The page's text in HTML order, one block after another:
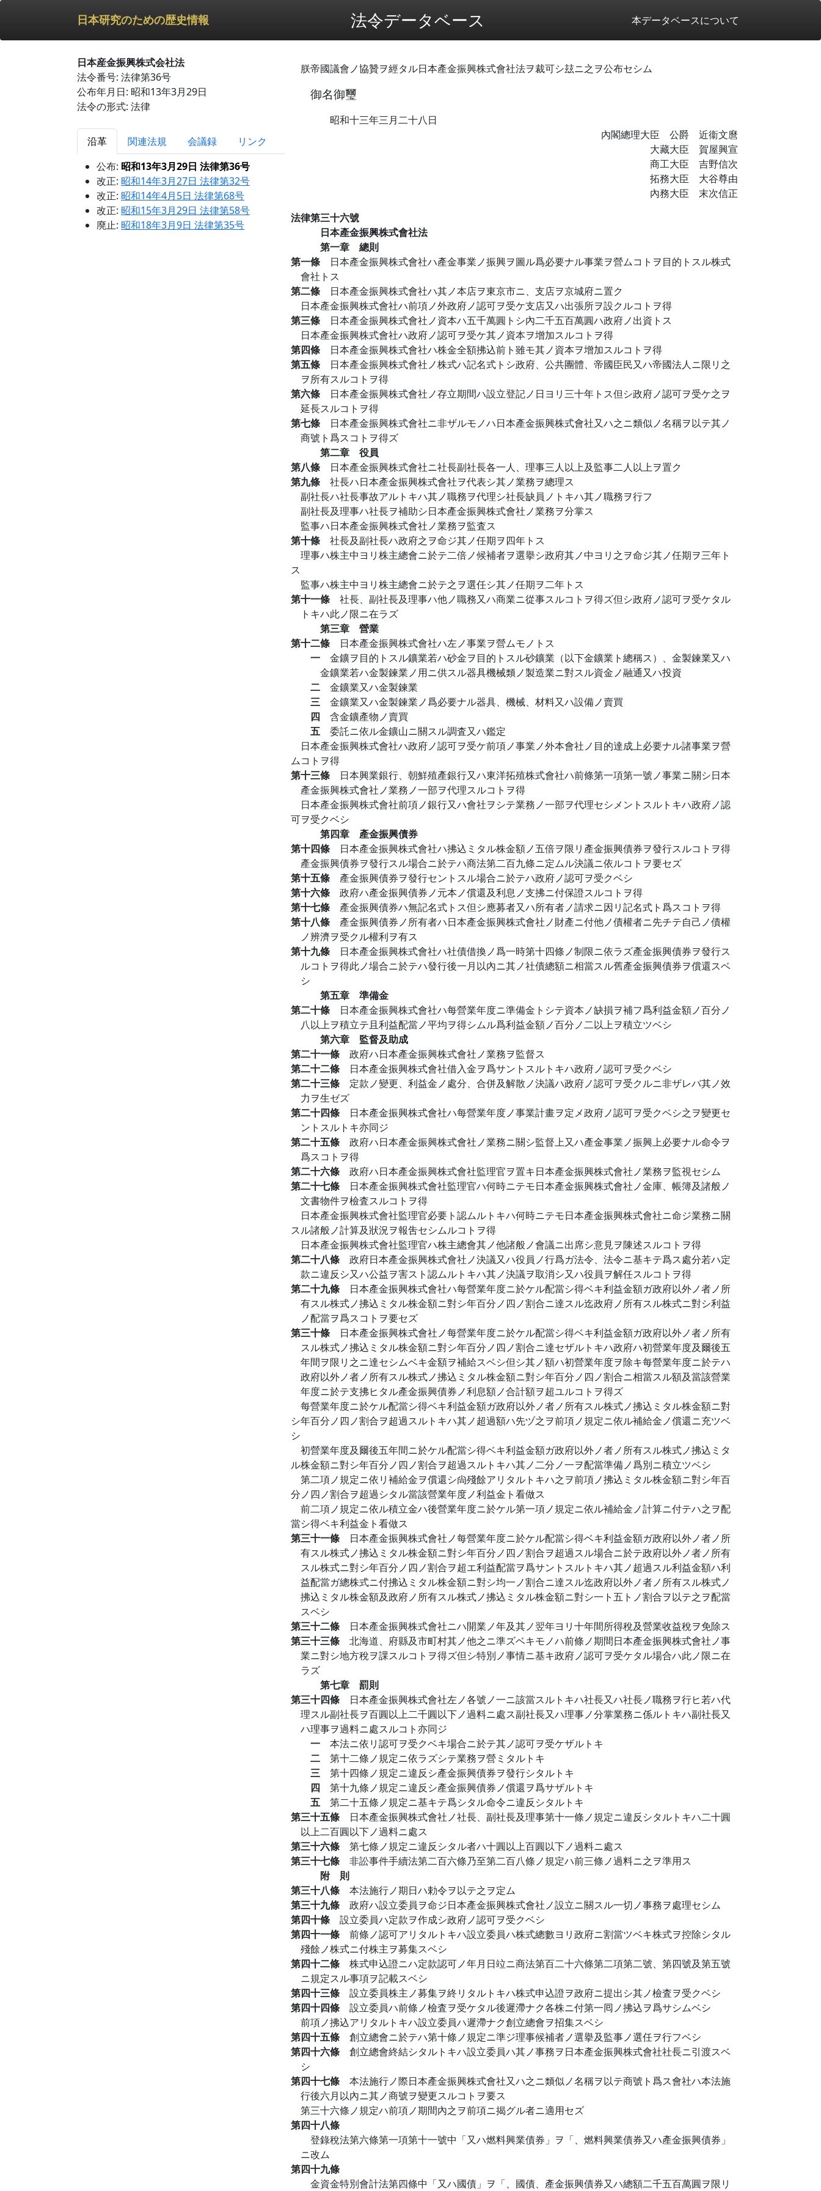
日本研究のための歴史情報 法令データベース 本データベースについて
日本産金振興株式会社法
法令番号: 法律第36号
公布年月日: 昭和13年3月29日
法令の形式: 法律
沿革 関連法規 会議録
リンク
公布: 昭和13年3月29日 法律第36号
改正: 昭和14年3月27日 法律第32号
改正: 昭和14年4月5日 法律第68号
改正: 昭和15年3月29日 法律第58号
廃止: 昭和18年3月9日 法律第35号
朕帝國議會ノ協贊ヲ經タル日本產金振興株式會社法ヲ裁可シ玆ニ之ヲ公布セシム
御名御璽
昭和十三年三月二十八日
內閣總理大臣 公爵 近衞文麿
大藏大臣 賀屋興宣
商工大臣 吉野信次
拓務大臣 大谷尊由
內務大臣 末次信正
法律第三十六號
日本產金振興株式會社法
第一章 總則
第一條 日本產金振興株式會社ハ產金事業ノ振興ヲ圖ル爲必要ナル事業ヲ營ムコトヲ目的トスル株式
會社トス
第二條 日本產金振興株式會社ハ其ノ本店ヲ東京市ニ、支店ヲ京城府ニ置ク
日本產金振興株式會社ハ前項ノ外政府ノ認可ヲ受ケ支店又ハ出張所ヲ設クルコトヲ得
第三條 日本產金振興株式會社ノ資本ハ五千萬圓トシ內二千五百萬圓ハ政府ノ出資トス
日本產金振興株式會社ハ政府ノ認可ヲ受ケ其ノ資本ヲ增加スルコトヲ得
第四條 日本產金振興株式會社ハ株金全額拂込前ト雖モ其ノ資本ヲ增加スルコトヲ得
第五條 日本產金振興株式會社ノ株式ハ記名式トシ政府、公共團體、帝國臣民又ハ帝國法人ニ限リ之
ヲ所有スルコトヲ得
第六條 日本產金振興株式會社ノ存立期間ハ設立登記ノ日ヨリ三十年トス但シ政府ノ認可ヲ受ケ之ヲ
延長スルコトヲ得
第七條 日本產金振興株式會社ニ非ザルモノハ日本產金振興株式會社又ハ之ニ類似ノ名稱ヲ以テ其ノ
商號ト爲スコトヲ得ズ
第二章 役員
第八條 日本產金振興株式會社ニ社長副社長各一人、理事三人以上及監事二人以上ヲ置ク
第九條 社長ハ日本產金振興株式會社ヲ代表シ其ノ業務ヲ總理ス
副社長ハ社長事故アルトキハ其ノ職務ヲ代理シ社長缺員ノトキハ其ノ職務ヲ行フ
副社長及理事ハ社長ヲ補助シ日本產金振興株式會社ノ業務ヲ分掌ス
監事ハ日本產金振興株式會社ノ業務ヲ監査ス
第十條 社長及副社長ハ政府之ヲ命ジ其ノ任期ヲ四年トス
理事ハ株主中ヨリ株主總會ニ於テ二倍ノ候補者ヲ選擧シ政府其ノ中ヨリ之ヲ命ジ其ノ任期ヲ三年ト
ス
監事ハ株主中ヨリ株主總會ニ於テ之ヲ選任シ其ノ任期ヲ二年トス
第十一條 社長、副社長及理事ハ他ノ職務又ハ商業ニ從事スルコトヲ得ズ但シ政府ノ認可ヲ受ケタル
トキハ此ノ限ニ在ラズ
第三章 營業
第十二條 日本產金振興株式會社ハ左ノ事業ヲ營ムモノトス
一 金鑛ヲ目的トスル鑛業若ハ砂金ヲ目的トスル砂鑛業（以下金鑛業ト總稱ス）、金製鍊業又ハ
金鑛業若ハ金製鍊業ノ用ニ供スル器具機械類ノ製造業ニ對スル資金ノ融通又ハ投資
二 金鑛業又ハ金製鍊業
三 金鑛業又ハ金製鍊業ノ爲必要ナル器具、機械、材料又ハ設備ノ賣買
四 含金鑛產物ノ賣買
五 委託ニ依ル金鑛山ニ關スル調査又ハ鑑定
日本產金振興株式會社ハ政府ノ認可ヲ受ケ前項ノ事業ノ外本會社ノ目的達成上必要ナル諸事業ヲ營
ムコトヲ得
第十三條 日本興業銀行、朝鮮殖產銀行又ハ東洋拓殖株式會社ハ前條第一項第一號ノ事業ニ關シ日本
產金振興株式會社ノ業務ノ一部ヲ代理スルコトヲ得
日本產金振興株式會社前項ノ銀行又ハ會社ヲシテ業務ノ一部ヲ代理セシメントスルトキハ政府ノ認
可ヲ受クベシ
第四章 產金振興債券
第十四條 日本產金振興株式會社ハ拂込ミタル株金額ノ五倍ヲ限リ產金振興債券ヲ發行スルコトヲ得
產金振興債券ヲ發行スル場合ニ於テハ商法第二百九條ニ定ムル決議ニ依ルコトヲ要セズ
第十五條 產金振興債券ヲ發行セントスル場合ニ於テハ政府ノ認可ヲ受クベシ
第十六條 政府ハ產金振興債券ノ元本ノ償還及利息ノ支拂ニ付保證スルコトヲ得
第十七條 產金振興債券ハ無記名式トス但シ應募者又ハ所有者ノ請求ニ因リ記名式ト爲スコトヲ得
第十八條 產金振興債券ノ所有者ハ日本產金振興株式會社ノ財產ニ付他ノ債權者ニ先チテ自己ノ債權
ノ辨濟ヲ受クル權利ヲ有ス
第十九條 日本產金振興株式會社ハ社債借換ノ爲一時第十四條ノ制限ニ依ラズ產金振興債券ヲ發行ス
ルコトヲ得此ノ場合ニ於テハ發行後一月以內ニ其ノ社債總額ニ相當スル舊產金振興債券ヲ償還スベ
シ
第五章 準備金
第二十條 日本產金振興株式會社ハ每營業年度ニ準備金トシテ資本ノ缺損ヲ補フ爲利益金額ノ百分ノ
八以上ヲ積立テ且利益配當ノ平均ヲ得シムル爲利益金額ノ百分ノ二以上ヲ積立ツベシ
第六章 監督及助成
第二十一條 政府ハ日本產金振興株式會社ノ業務ヲ監督ス
第二十二條 日本產金振興株式會社借入金ヲ爲サントスルトキハ政府ノ認可ヲ受クベシ
第二十三條 定款ノ變更、利益金ノ處分、合併及解散ノ決議ハ政府ノ認可ヲ受クルニ非ザレバ其ノ效
力ヲ生ゼズ
第二十四條 日本產金振興株式會社ハ每營業年度ノ事業計畫ヲ定メ政府ノ認可ヲ受クベシ之ヲ變更セ
ントスルトキ亦同ジ
第二十五條 政府ハ日本產金振興株式會社ノ業務ニ關シ監督上又ハ產金事業ノ振興上必要ナル命令ヲ
爲スコトヲ得
第二十六條 政府ハ日本產金振興株式會社監理官ヲ置キ日本產金振興株式會社ノ業務ヲ監視セシム
第二十七條 日本產金振興株式會社監理官ハ何時ニテモ日本產金振興株式會社ノ金庫、帳簿及諸般ノ
文書物件ヲ檢査スルコトヲ得
日本產金振興株式會社監理官必要ト認ムルトキハ何時ニテモ日本產金振興株式會社ニ命ジ業務ニ關
スル諸般ノ計算及狀況ヲ報吿セシムルコトヲ得
日本產金振興株式會社監理官ハ株主總會其ノ他諸般ノ會議ニ出席シ意見ヲ陳述スルコトヲ得
第二十八條 政府日本產金振興株式會社ノ決議又ハ役員ノ行爲ガ法令、法令ニ基キテ爲ス處分若ハ定
款ニ違反シ又ハ公益ヲ害スト認ムルトキハ其ノ決議ヲ取消シ又ハ役員ヲ解任スルコトヲ得
第二十九條 日本產金振興株式會社ハ每營業年度ニ於ケル配當シ得ベキ利益金額ガ政府以外ノ者ノ所
有スル株式ノ拂込ミタル株金額ニ對シ年百分ノ四ノ割合ニ達スル迄政府ノ所有スル株式ニ對シ利益
ノ配當ヲ爲スコトヲ要セズ
第三十條 日本產金振興株式會社ノ每營業年度ニ於ケル配當シ得ベキ利益金額ガ政府以外ノ者ノ所有
スル株式ノ拂込ミタル株金額ニ對シ年百分ノ四ノ割合ニ達セザルトキハ政府ハ初營業年度及爾後五
年間ヲ限リ之ニ達セシムベキ金額ヲ補給スベシ但シ其ノ額ハ初營業年度ヲ除キ每營業年度ニ於テハ
政府以外ノ者ノ所有スル株式ノ拂込ミタル株金額ニ對シ年百分ノ四ノ割合ニ相當スル額及當該營業
年度ニ於テ支拂ヒタル產金振興債券ノ利息額ノ合計額ヲ超ユルコトヲ得ズ
每營業年度ニ於ケル配當シ得ベキ利益金額ガ政府以外ノ者ノ所有スル株式ノ拂込ミタル株金額ニ對
シ年百分ノ四ノ割合ヲ超過スルトキハ其ノ超過額ハ先ヅ之ヲ前項ノ規定ニ依ル補給金ノ償還ニ充ツベ
シ
初營業年度及爾後五年間ニ於ケル配當シ得ベキ利益金額ガ政府以外ノ者ノ所有スル株式ノ拂込ミタ
ル株金額ニ對シ年百分ノ四ノ割合ヲ超過スルトキハ其ノ二分ノ一ヲ配當準備ノ爲別ニ積立ツベシ
第二項ノ規定ニ依リ補給金ヲ償還シ尙殘餘アリタルトキハ之ヲ前項ノ拂込ミタル株金額ニ對シ年百
分ノ四ノ割合ヲ超過シタル當該營業年度ノ利益金ト看做ス
前二項ノ規定ニ依ル積立金ハ後營業年度ニ於ケル第一項ノ規定ニ依ル補給金ノ計算ニ付テハ之ヲ配
當シ得ベキ利益金ト看做ス
第三十一條 日本產金振興株式會社ノ每營業年度ニ於ケル配當シ得ベキ利益金額ガ政府以外ノ者ノ所
有スル株式ノ拂込ミタル株金額ニ對シ年百分ノ四ノ割合ヲ超過スル場合ニ於テ政府以外ノ者ノ所有
スル株式ニ對シ年百分ノ四ノ割合ヲ超エ利益配當ヲ爲サントスルトキハ其ノ超過スル利益金額ハ利
益配當ガ總株式ニ付拂込ミタル株金額ニ對シ均一ノ割合ニ達スル迄政府以外ノ者ノ所有スル株式ノ
拂込ミタル株金額及政府ノ所有スル株式ノ拂込ミタル株金額ニ對シ一ト五トノ割合ヲ以テ之ヲ配當
スベシ
第三十二條 日本產金振興株式會社ニハ開業ノ年及其ノ翌年ヨリ十年間所得稅及營業收益稅ヲ免除ス
第三十三條 北海道、府縣及市町村其ノ他之ニ準ズベキモノハ前條ノ期間日本產金振興株式會社ノ事
業ニ對シ地方稅ヲ課スルコトヲ得ズ但シ特別ノ事情ニ基キ政府ノ認可ヲ受ケタル場合ハ此ノ限ニ在
ラズ
第七章 罰則
第三十四條 日本產金振興株式會社左ノ各號ノ一ニ該當スルトキハ社長又ハ社長ノ職務ヲ行ヒ若ハ代
理スル副社長ヲ百圓以上二千圓以下ノ過料ニ處ス副社長又ハ理事ノ分掌業務ニ係ルトキハ副社長又
ハ理事ヲ過料ニ處スルコト亦同ジ
一 本法ニ依リ認可ヲ受クベキ場合ニ於テ其ノ認可ヲ受ケザルトキ
二 第十二條ノ規定ニ依ラズシテ業務ヲ營ミタルトキ
三 第十四條ノ規定ニ違反シ產金振興債券ヲ發行シタルトキ
四 第十九條ノ規定ニ違反シ產金振興債券ノ償還ヲ爲サザルトキ
五 第二十五條ノ規定ニ基キテ爲シタル命令ニ違反シタルトキ
第三十五條 日本產金振興株式會社ノ社長、副社長及理事第十一條ノ規定ニ違反シタルトキハ二十圓
以上二百圓以下ノ過料ニ處ス
第三十六條 第七條ノ規定ニ違反シタル者ハ十圓以上百圓以下ノ過料ニ處ス
第三十七條 非訟事件手續法第二百六條乃至第二百八條ノ規定ハ前三條ノ過料ニ之ヲ準用ス
附 則
第三十八條 本法施行ノ期日ハ勅令ヲ以テ之ヲ定ム
第三十九條 政府ハ設立委員ヲ命ジ日本產金振興株式會社ノ設立ニ關スル一切ノ事務ヲ處理セシム
第四十條 設立委員ハ定款ヲ作成シ政府ノ認可ヲ受クベシ
第四十一條 前條ノ認可アリタルトキハ設立委員ハ株式總數ヨリ政府ニ割當ツベキ株式ヲ控除シタル
殘餘ノ株式ニ付株主ヲ募集スベシ
第四十二條 株式申込證ニハ定款認可ノ年月日竝ニ商法第百二十六條第二項第二號、第四號及第五號
ニ規定スル事項ヲ記載スベシ
第四十三條 設立委員株主ノ募集ヲ終リタルトキハ株式申込證ヲ政府ニ提出シ其ノ檢査ヲ受クベシ
第四十四條 設立委員ハ前條ノ檢査ヲ受ケタル後遲滯ナク各株ニ付第一囘ノ拂込ヲ爲サシムベシ
前項ノ拂込アリタルトキハ設立委員ハ遲滯ナク創立總會ヲ招集スベシ
第四十五條 創立總會ニ於テハ第十條ノ規定ニ準ジ理事候補者ノ選擧及監事ノ選任ヲ行フベシ
第四十六條 創立總會終結シタルトキハ設立委員ハ其ノ事務ヲ日本產金振興株式會社社長ニ引渡スベ
シ
第四十七條 本法施行ノ際日本產金振興株式會社又ハ之ニ類似ノ名稱ヲ以テ商號ト爲ス會社ハ本法施
行後六月以內ニ其ノ商號ヲ變更スルコトヲ要ス
第三十六條ノ規定ハ前項ノ期間內之ヲ前項ニ揭グル者ニ適用セズ
第四十八條
登錄稅法第六條第一項第十一號中「又ハ燃料興業債券」ヲ「、燃料興業債券又ハ產金振興債券」
ニ改ム
第四十九條
金資金特別會計法第四條中「又ハ國債」ヲ「、國債、產金振興債券又ハ總額二千五百萬圓ヲ限リ